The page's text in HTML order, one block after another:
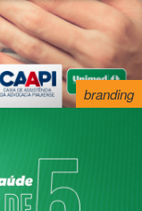
branding